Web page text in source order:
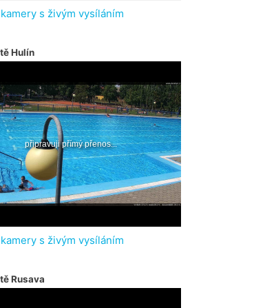
s živým vysíláním
Hulín
s živým vysíláním
Rusava